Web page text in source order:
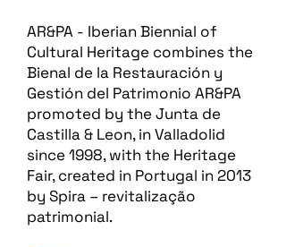
AR&PA - Iberian Biennial of
Cultural Heritage combines the
Bienal de la Restauración y
Gestión del Patrimonio AR&PA
promoted by the Junta de
Castilla & Leon, in Valladolid
since 1998, with the Heritage
Fair, created in Portugal in 2013
by Spira – revitalização
patrimonial.​